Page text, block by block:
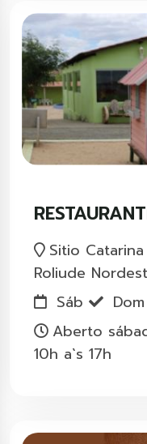
Sitio
Roliude
Sáb
Dom
Aberto
10h a`s 17h